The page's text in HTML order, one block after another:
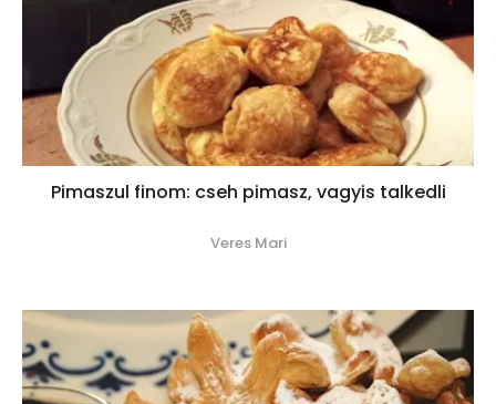
Pimaszul finom: cseh pimasz, vagyis talkedli
Veres Mari